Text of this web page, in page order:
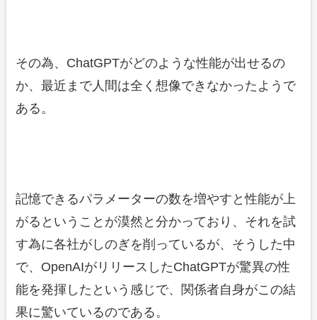
その為、ChatGPTがどのような性能が出せるの
か、最近まで人間は全く想像できなかったようで
ある。
記憶できるパラメーターの数を増やすと性能が上
がるということが漠然と分かっており、それを試
す為に各社がしのぎを削っているが、そうした中
で、OpenAIがリリースしたChatGPTが驚異の性
能を発揮したという感じで、関係者自身がこの結
果に驚いているのである。